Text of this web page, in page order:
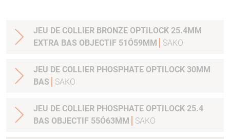
JEU DE COLLIER BRONZE OPTILOCK 25.4MM
EXTRA BAS OBJECTIF 51Ó59MM
SAKO
JEU DE COLLIER PHOSPHATE OPTILOCK 30MM
BAS
SAKO
JEU DE COLLIER PHOSPHATE OPTILOCK 25.4
BAS OBJECTIF 55Ó63MM
SAKO